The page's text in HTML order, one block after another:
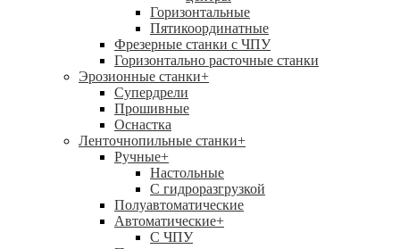
Горизонтальные
Пятикоординатные
Фрезерные станки с ЧПУ
Горизонтально расточные станки
Эрозионные станки+
Супердрели
Прошивные
Оснастка
Ленточнопильные станки+
Ручные+
Настольные
С гидроразгрузкой
Полуавтоматические
Автоматические+
С ЧПУ